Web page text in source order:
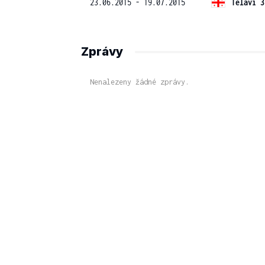
23.06.2015 - 19.07.2015 Telavi
Zprávy
Nenalezeny žádné zprávy.